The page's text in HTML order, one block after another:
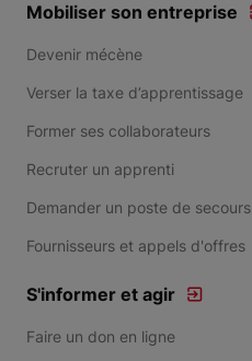
Mobiliser son entreprise
Devenir mécène
Verser la taxe d’apprentissage
Former ses collaborateurs
Recruter un apprenti
Demander un poste de secours
Fournisseurs et appels d'offres
S'informer et agir
Faire un don en ligne